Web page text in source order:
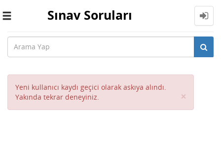
Toggle
Sınav Soruları
Yeni kullanıcı kaydı geçici olarak askıya alındı.
Yakında tekrar deneyiniz.
×